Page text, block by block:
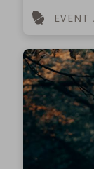
Landhotel
EVENT